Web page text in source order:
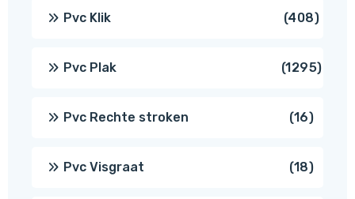
Pvc Klik 408408
Pvc Plak 12951295
Pvc Rechte stroken 1616
Pvc Visgraat 1818